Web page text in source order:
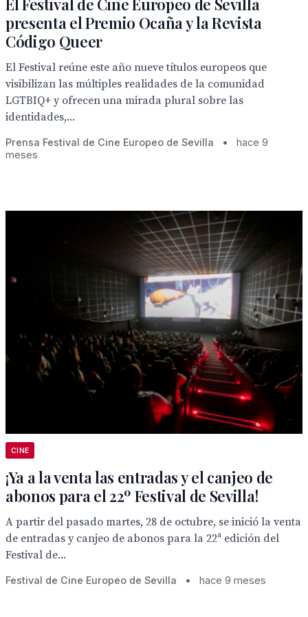
El Festival de Cine Europeo de Sevilla
presenta el Premio Ocaña y la Revista
Código Queer
El Festival reúne este año nueve títulos europeos que
visibilizan las múltiples realidades de la comunidad
LGTBIQ+ y ofrecen una mirada plural sobre las
identidades,...
Prensa Festival de Cine Europeo de Sevilla •
hace 9
meses
CINE
¡Ya a la venta las entradas y el canjeo de
abonos para el 22º Festival de Sevilla!
A partir del pasado martes, 28 de octubre, se inició la venta
de entradas y canjeo de abonos para la 22ª edición del
Festival de...
Festival de Cine Europeo de Sevilla • hace 9 meses